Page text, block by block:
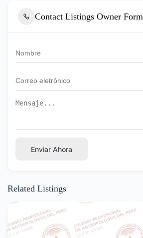
Contact Listings Owner Form
Enviar Ahora
Related Listings